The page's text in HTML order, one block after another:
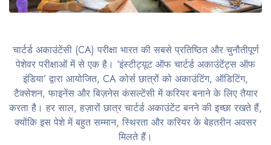
चार्टर्ड अकाउंटेंसी (CA) परीक्षा भारत की सबसे प्रतिष्ठित और चुनौतीपूर्ण
पेशेवर परीक्षाओं में से एक है। ‘इंस्टीट्यूट ऑफ चार्टर्ड अकाउंटेंट्स ऑफ
इंडिया’ द्वारा आयोजित, CA कोर्स छात्रों को अकाउंटिंग, ऑडिटिंग,
टैक्सेशन, फाइनेंस और बिज़नेस कंसल्टेंसी में करियर बनाने के लिए तैयार
करता है। हर साल, हज़ारों छात्र चार्टर्ड अकाउंटेंट बनने की इच्छा रखते हैं,
क्योंकि इस पेशे में बहुत सम्मान, स्थिरता और करियर के बेहतरीन अवसर
मिलते हैं।